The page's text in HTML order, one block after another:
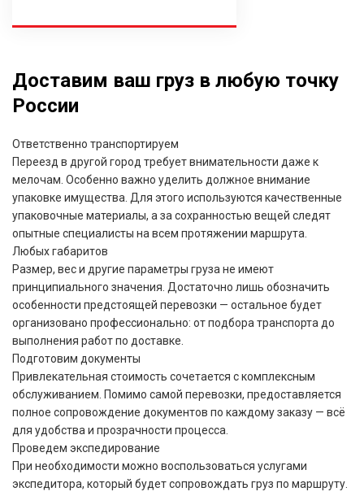
Доставим ваш груз в любую точку
России
Ответственно транспортируем
Переезд в другой город требует внимательности даже к
мелочам. Особенно важно уделить должное внимание
упаковке имущества. Для этого используются качественные
упаковочные материалы, а за сохранностью вещей следят
опытные специалисты на всем протяжении маршрута.
Любых габаритов
Размер, вес и другие параметры груза не имеют
принципиального значения. Достаточно лишь обозначить
особенности предстоящей перевозки — остальное будет
организовано профессионально: от подбора транспорта до
выполнения работ по доставке.
Подготовим документы
Привлекательная стоимость сочетается с комплексным
обслуживанием. Помимо самой перевозки, предоставляется
полное сопровождение документов по каждому заказу — всё
для удобства и прозрачности процесса.
Проведем экспедирование
При необходимости можно воспользоваться услугами
экспедитора, который будет сопровождать груз по маршруту.